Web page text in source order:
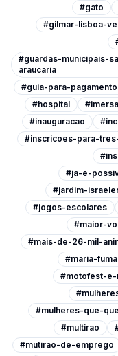
#gato
#gilmar-lisboa-
#guardas-municipais-
araucaria
#guia-para-
#hospital
#inauguracao
#inscricoes-para-
#ja-e-
#jardim-
#jogos-escolares
#maior-
#mais-de-26-mil-
#maria-
#motofest-e-
#mulheres-que-
#multirao
#mutirao-de-emprego